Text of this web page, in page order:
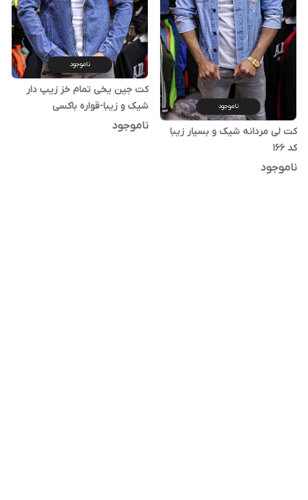
ناموجود
کت لی مردانه شیک و بسیار زیبا
کد ۱۶۶
ناموجود
ناموجود
کت جین یخی تمام خز زیپ دار
شیک و زیبا-قواره باکسی
ناموجود